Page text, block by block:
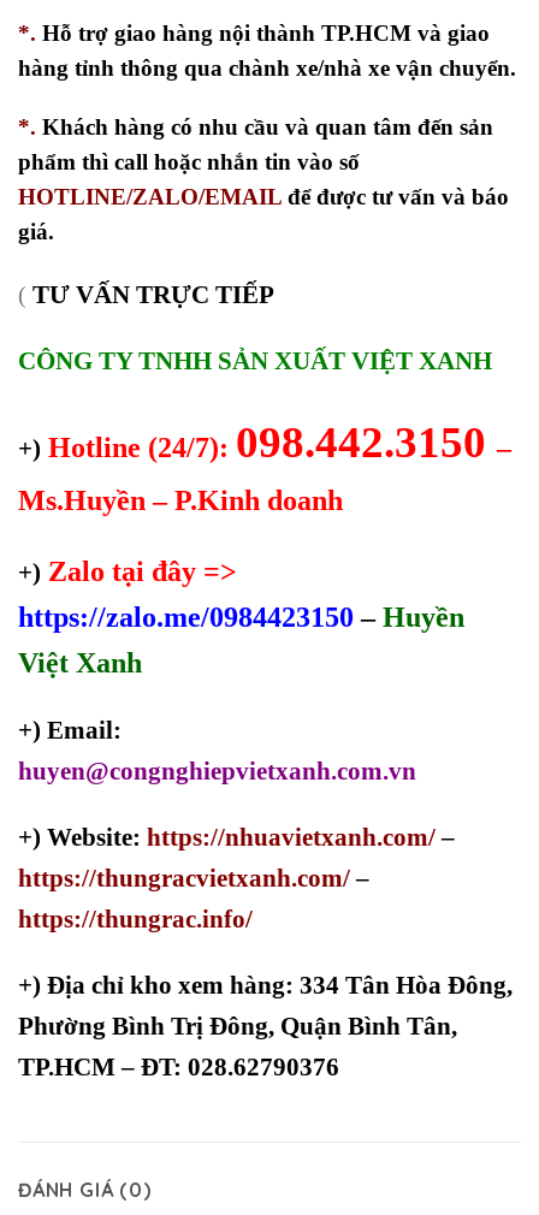
*. Hỗ trợ giao hàng nội thành TP.HCM và giao
hàng tỉnh thông qua chành xe/nhà xe vận chuyển.
*. Khách hàng có nhu cầu và quan tâm đến sản
phẩm thì call hoặc nhắn tin vào số
HOTLINE/ZALO/EMAIL để được tư vấn và báo
giá.
( TƯ VẤN TRỰC TIẾP
CÔNG TY TNHH SẢN XUẤT VIỆT XANH
+) Hotline (24/7): 098.442.3150–
Ms.Huyền – P.Kinh doanh
+) Zalo tại đây =>
https://zalo.me/0984423150 –Huyền
Việt Xanh
+) Email:
huyen@congnghiepvietxanh.com.vn
+) Website: https://nhuavietxanh.com/–
https://thungracvietxanh.com/ –
https://thungrac.info/
+) Địa chỉ kho xem hàng: 334 Tân Hòa Đông,
Phường Bình Trị Đông, Quận Bình Tân,
TP.HCM – ĐT: 028.62790376
ĐÁNH GIÁ (0)